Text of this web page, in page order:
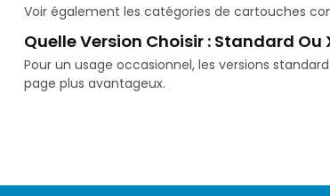
Voir également les catégories de cartouches
Quelle Version Choisir : Standard Ou
Pour un usage occasionnel, les versions
page plus avantageux.